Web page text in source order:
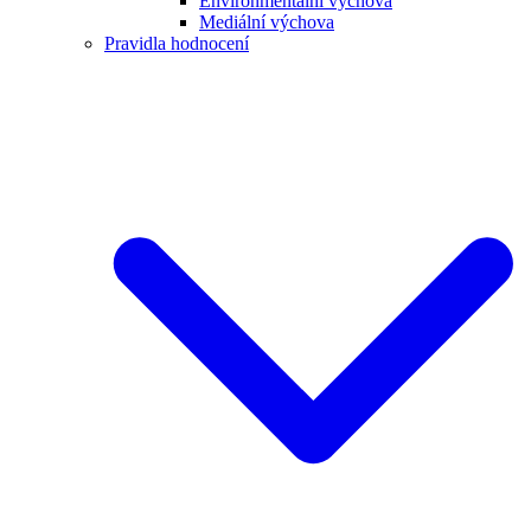
Mediální výchova
Pravidla hodnocení